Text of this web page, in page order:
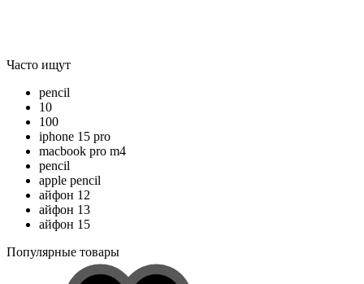
Часто ищут
pencil
10
100
iphone 15 pro
macbook pro m4
pencil
apple pencil
айфон 12
айфон 13
айфон 15
Популярные товары